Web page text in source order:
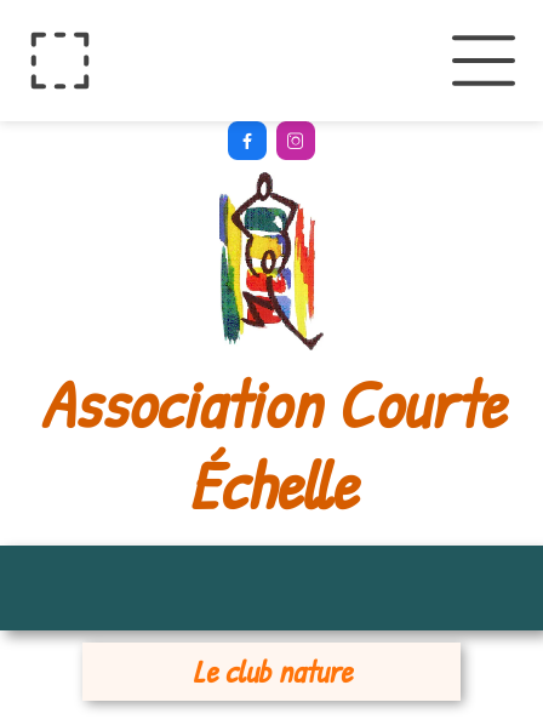
 
Association Courte
Échelle
Le club nature